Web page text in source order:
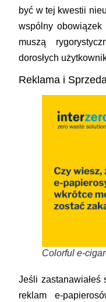
być w tej kwestii
wspólny obowiązek
muszą
dorosłych
Reklama i
Colorful e-
Jeśli
reklam e-